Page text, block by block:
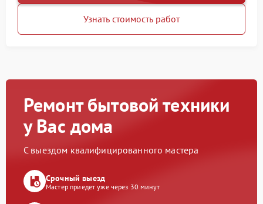
Узнать стоимость работ
Ремонт бытовой техники
у Вас дома
С выездом квалифицированного мастера
Срочный выезд
Мастер приедет уже через 30 минут